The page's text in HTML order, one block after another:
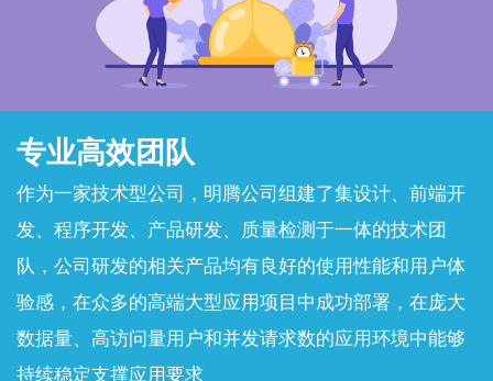
专业高效团队
作为一家技术型公司，明腾公司组建了集设计、前端开
发、程序开发、产品研发、质量检测于一体的技术团
队，公司研发的相关产品均有良好的使用性能和用户体
验感，在众多的高端大型应用项目中成功部署，在庞大
数据量、高访问量用户和并发请求数的应用环境中能够
持续稳定支撑应用要求